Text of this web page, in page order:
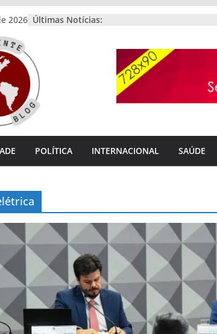
2026 Últimas Notícias:
POLÍTICA INTERNACIONAL SAÚDE